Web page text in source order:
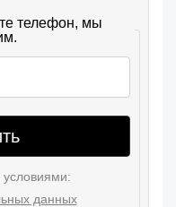
телефон, мы
данных